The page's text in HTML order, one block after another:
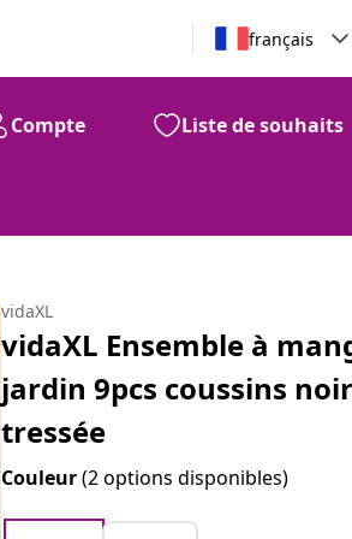
français
Compte Liste de souhaits
vidaXL
vidaXL Ensemble à
jardin 9pcs coussins
tressée
Couleur(2 options disponibles)